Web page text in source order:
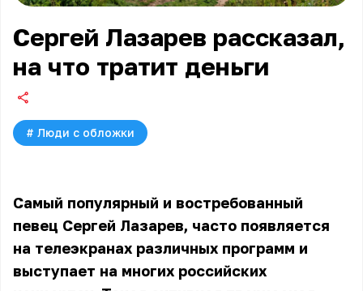
Сергей Лазарев рассказал,
на что тратит деньги
# Люди с обложки
Самый популярный и востребованный
певец Сергей Лазарев, часто появляется
на телеэкранах различных программ и
выступает на многих российских